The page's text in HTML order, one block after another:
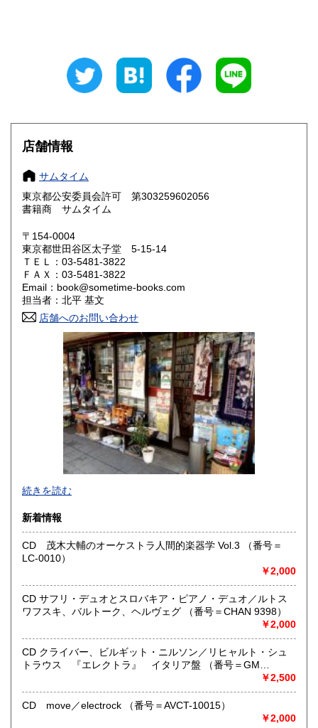
0円 長野県
愛知県
滋賀県
大阪府 兵庫県
奈良県
鳥取県
岡山県
山口県
0円 愛媛県
0円 福岡県
0円 長崎県
0円 大分県
店舗情報
サムタイム
東京都公安委員会許可 第303259602056
書籍商 サムタイム
〒154-0004
東京都世田谷区太子堂 5-15-14
ＴＥＬ：03-5481-3822
ＦＡＸ：03-5481-3822
Email：book@sometime-books.com
担当者：北平 基文
店舗へのお問い合わせ
●当店では国内送料は無料です。（特記されたものを除きま
す）。
ール、定形外郵便、
ネコポス、ヤマト宅急便などでお届けしています。
但し、お客様が配送方法をご指定になる場合又は、
後払いをご希望の場合は送料の実費をお支払い頂きます。
代引きをご希望の場合は代引き手数料及び送料の実費をお
支払い下さい。
●公費ご購入を承ります。 送料は実費をご負担下さい。 お
支払いは後払いが可能です。
※当店は【インボイス制度】の適格請求書発行事業者では
ございません。
●当店では迅速な発送を心掛けています。
ご送金、ご決済の確認が出来ましたら通常24時間以内にお
●商品の発送に際しては水濡れ対策等、丁寧な梱包を心掛けて
続きを読む
新着情報
CD 茂木大輔のオーケストラ人間的楽器学 Vol.3 （番号＝
LC-0010）
￥2,000
CD サフリ・デュオとスロバキア・ピアノ・デュオ／ルトス
ワフスキ、バルトーク、ヘルヴェグ （番号＝CHAN 9398）
￥2,000
CD クライバー、ビルギット・ニルソン／リヒャルト・シュ
トラウス 『エレクトラ』 イタリア盤 （番号＝GM
￥2,500
CD move／electrock （番号＝AVCT-10015）
￥2,000